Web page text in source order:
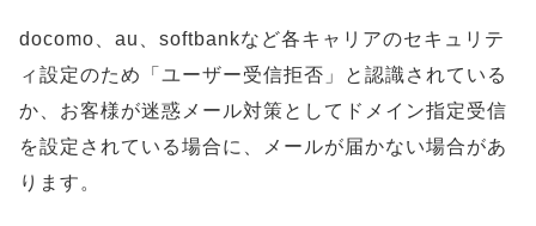
docomo、au、softbankなど各キャリアのセキュリテ
ィ設定のため「ユーザー受信拒否」と認識されている
か、お客様が迷惑メール対策としてドメイン指定受信
を設定されている場合に、メールが届かない場合があ
ります。